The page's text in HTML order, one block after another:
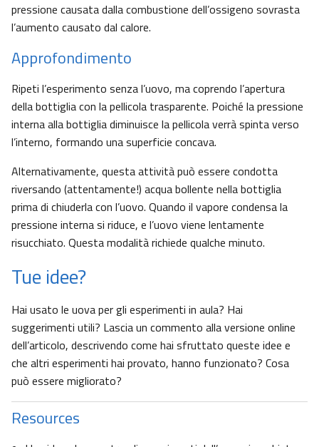
pressione causata dalla combustione dell’ossigeno sovrasta
l’aumento causato dal calore.
Approfondimento
Ripeti l’esperimento senza l’uovo, ma coprendo l’apertura
della bottiglia con la pellicola trasparente. Poiché la pressione
interna alla bottiglia diminuisce la pellicola verrà spinta verso
l’interno, formando una superficie concava.
Alternativamente, questa attività può essere condotta
riversando (attentamente!) acqua bollente nella bottiglia
prima di chiuderla con l’uovo. Quando il vapore condensa la
pressione interna si riduce, e l’uovo viene lentamente
risucchiato. Questa modalità richiede qualche minuto.
Tue idee?
Hai usato le uova per gli esperimenti in aula? Hai
suggerimenti utili? Lascia un commento alla versione online
dell’articolo, descrivendo come hai sfruttato queste idee e
che altri esperimenti hai provato, hanno funzionato? Cosa
può essere migliorato?
Resources